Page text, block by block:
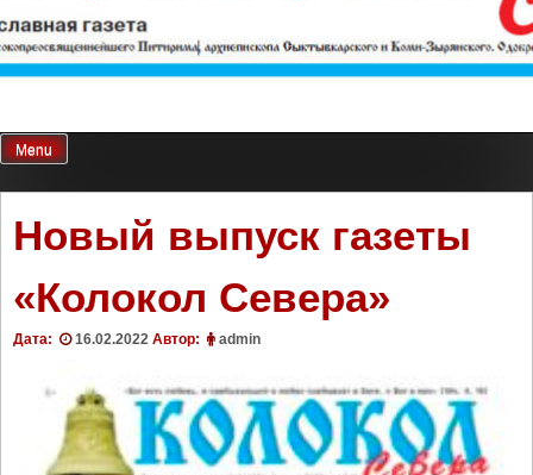
Menu
Новый выпуск газеты
«Колокол Севера»
Дата: 16.02.2022 Автор: admin